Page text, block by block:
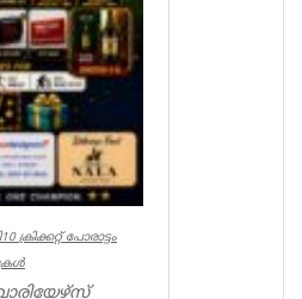
ക്രിക്കറ്റ് പോരാട്ടം